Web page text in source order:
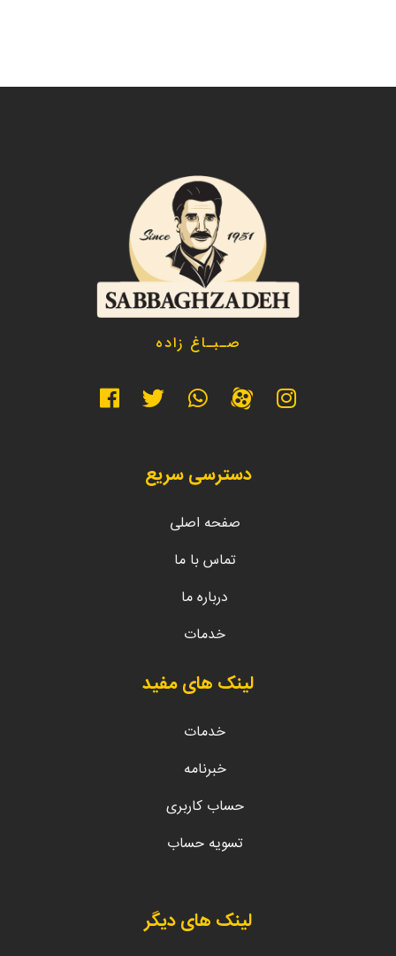
صـبـاغ زاده
دسترسی سریع
صفحه اصلی
تماس با ما
درباره ما
خدمات
لینک های مفید
خدمات
خبرنامه
حساب کاربری
تسویه حساب
لینک های دیگر